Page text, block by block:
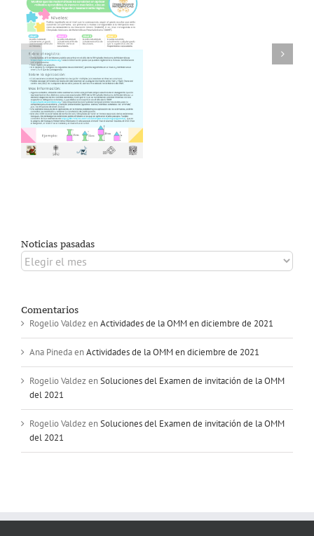
Noticias pasadas
Noticias
pasadas
Comentarios
Rogelio ValdezenActividades de la OMM en diciembre de 2021
Ana PinedaenActividades de la OMM en diciembre de 2021
Rogelio ValdezenSoluciones del Examen de invitación de la OMM
del 2021
Rogelio ValdezenSoluciones del Examen de invitación de la OMM
del 2021